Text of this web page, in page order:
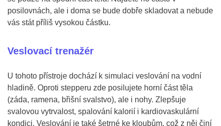
posilovnách, ale i doma se bude dobře skladovat a nebude
vás stát příliš vysokou částku.
Veslovací trenažér
U tohoto přístroje dochází k simulaci veslování na vodní
hladině. Oproti stepperu zde posilujete horní část těla
(záda, ramena, břišní svalstvo), ale i nohy. Zlepšuje
svalovou vytrvalost, spalování kalorií i kardiovaskulární
kondici. Veslování je také šetrné ke kloubům, což z něj činí